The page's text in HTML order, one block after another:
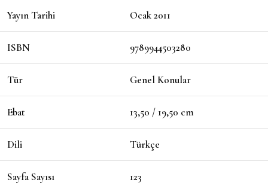
Yayın Tarihi Ocak 2011
ISBN 9789944503280
Tür Genel Konular
Ebat 13,50 / 19,50 cm
Dili Türkçe
Sayfa Sayısı 123